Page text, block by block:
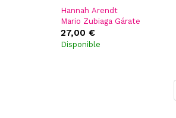
Hannah Arendt
Mario Zubiaga Gárate
Koro Navarro
27,00 €
Disponible